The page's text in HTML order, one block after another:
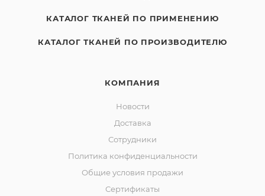
КАТАЛОГ ТКАНЕЙ ПО ПРИМЕНЕНИЮ
КАТАЛОГ ТКАНЕЙ ПО ПРОИЗВОДИТЕЛЮ
КОМПАНИЯ
Новости
Доставка
Сотрудники
Политика конфиденциальности
Общие условия продажи
Сертификаты